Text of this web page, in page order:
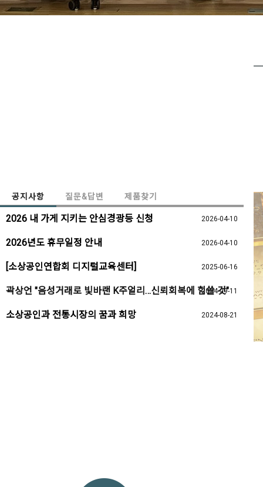
공지사항 질문&답변 제품찾기
2026 내 가게 지키는 안심경광등 신청 2026-04-10
2026년도 휴무일정 안내 2026-04-10
[소상공인연합회 디지털교육센터] 2025-06-16
곽상언 "음성거래로 빛바랜 K주얼리…신뢰회복에 힘쓸 것"
2024-09-11
소상공인과 전통시장의 꿈과 희망 2024-08-21